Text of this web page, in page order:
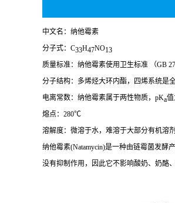
中文名：纳他霉素
分子式：C33H47NO13
质量标准：纳他霉素使用卫生标准 （GB
分子结构：多烯烃大环内酯，四烯系统是
电离常数：纳他霉素属于两性物质，pKa值
熔点：280℃
溶解度：微溶于水，难溶于大部分有机溶
纳他霉素(Natamycin)是一种由链霉菌发
没有抑制作用，因此它不影响酸奶、奶酪